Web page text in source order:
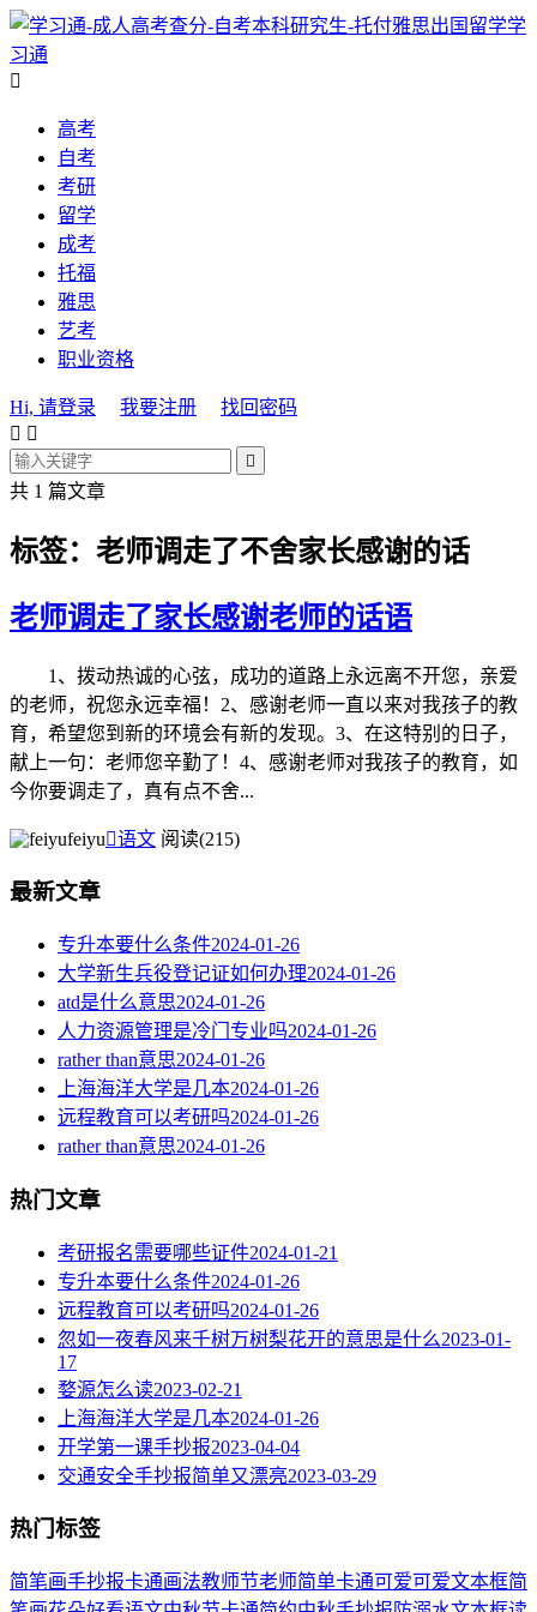
学
习通

高考
自考
考研
留学
成考
托福
雅思
艺考
职业资格
Hi, 请登录 我要注册
找回密码
 

共 1 篇文章
标签：老师调走了不舍家长感谢的话
老师调走了家长感谢老师的话语
1、拨动热诚的心弦，成功的道路上永远离不开您，亲爱
的老师，祝您永远幸福！2、感谢老师一直以来对我孩子的教
育，希望您到新的环境会有新的发现。3、在这特别的日子，
献上一句：老师您辛勤了！4、感谢老师对我孩子的教育，如
今你要调走了，真有点不舍...
feiyu语文 阅读(215)
最新文章
专升本要什么条件2024-01-26
大学新生兵役登记证如何办理2024-01-26
atd是什么意思2024-01-26
人力资源管理是冷门专业吗2024-01-26
rather than意思2024-01-26
上海海洋大学是几本2024-01-26
远程教育可以考研吗2024-01-26
rather than意思2024-01-26
热门文章
考研报名需要哪些证件2024-01-21
专升本要什么条件2024-01-26
远程教育可以考研吗2024-01-26
忽如一夜春风来千树万树梨花开的意思是什么2023-01-
17
婺源怎么读2023-02-21
上海海洋大学是几本2024-01-26
开学第一课手抄报2023-04-04
交通安全手抄报简单又漂亮2023-03-29
热门标签
简笔画手抄报卡通画法教师节老师简单卡通可爱可爱文本框简